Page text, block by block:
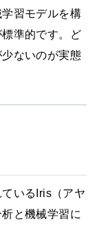
習モデルを構
準的です。ど
ないのが実態
いるIris（アヤ
と機械学習に